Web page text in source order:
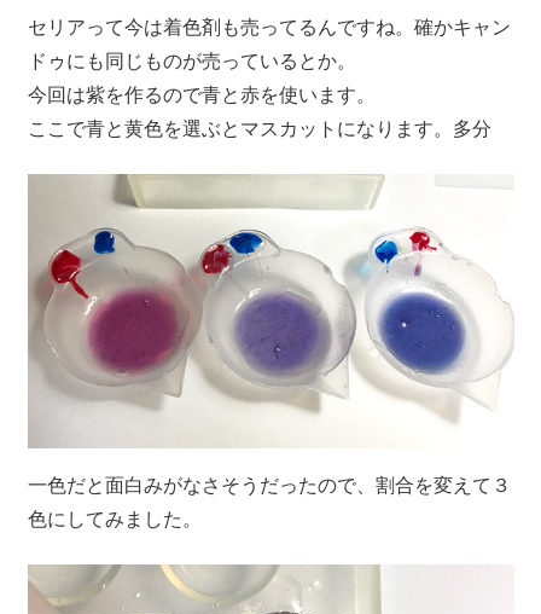
セリアって今は着色剤も売ってるんですね。確かキャン
ドゥにも同じものが売っているとか。
今回は紫を作るので青と赤を使います。
ここで青と黄色を選ぶとマスカットになります。多分
一色だと面白みがなさそうだったので、割合を変えて３
色にしてみました。